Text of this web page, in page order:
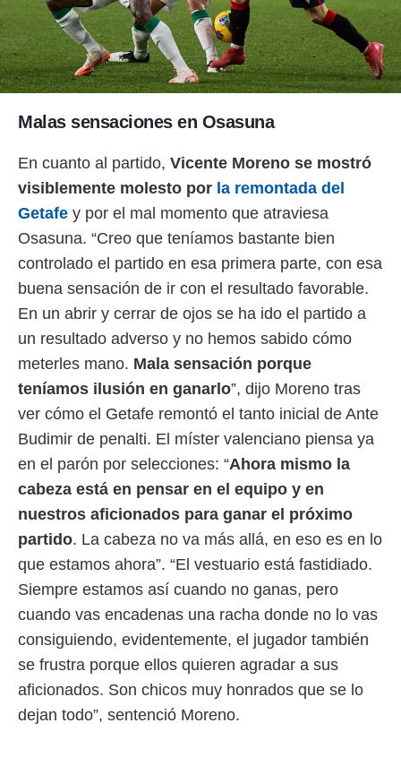
e
mediante
publicidad
de
1199
Malas sensaciones en Osasuna
En cuanto al partido, Vicente Moreno se mostró
visiblemente molesto por la remontada del
Getafe y por el mal momento que atraviesa
Osasuna. “Creo que teníamos bastante bien
controlado el partido en esa primera parte, con esa
buena sensación de ir con el resultado favorable.
En un abrir y cerrar de ojos se ha ido el partido a
un resultado adverso y no hemos sabido cómo
meterles mano. Mala sensación porque
teníamos ilusión en ganarlo”, dijo Moreno tras
ver cómo el Getafe remontó el tanto inicial de Ante
Budimir de penalti. El míster valenciano piensa ya
en el parón por selecciones: “Ahora mismo la
cabeza está en pensar en el equipo y en
nuestros aficionados para ganar el próximo
partido. La cabeza no va más allá, en eso es en lo
que estamos ahora”. “El vestuario está fastidiado.
Siempre estamos así cuando no ganas, pero
cuando vas encadenas una racha donde no lo vas
consiguiendo, evidentemente, el jugador también
se frustra porque ellos quieren agradar a sus
aficionados. Son chicos muy honrados que se lo
dejan todo”, sentenció Moreno.